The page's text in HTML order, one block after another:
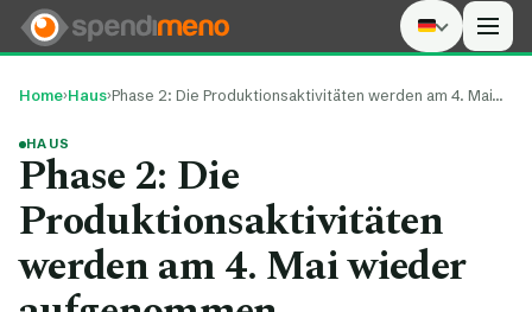
Home›Haus›Phase 2: Die Produktionsaktivitäten werden am 4. Mai…
HAUS
Phase 2: Die
Produktionsaktivitäten
werden am 4. Mai wieder